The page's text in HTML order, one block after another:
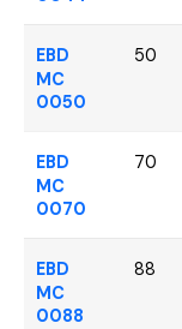
EBD
MC
0050
50
EBD
MC
0070
70
EBD
MC
0088
88